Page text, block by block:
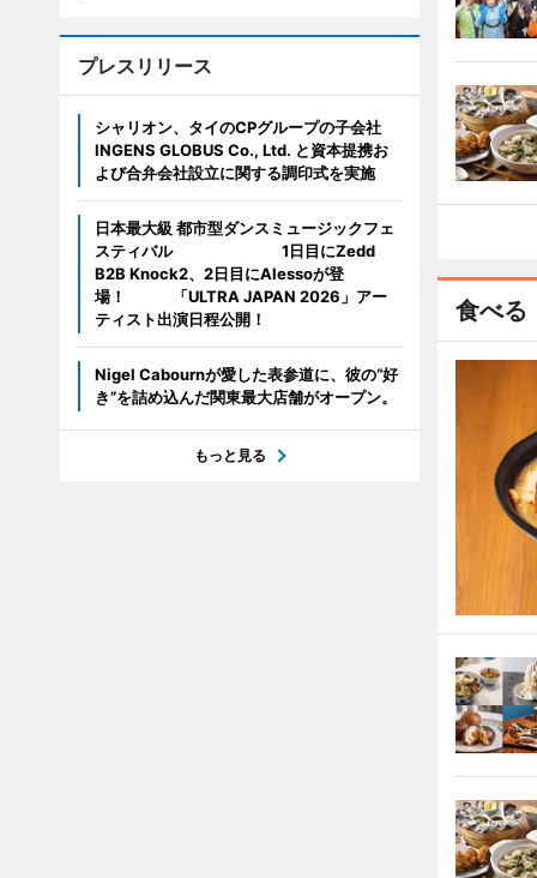
食べる
プレスリリース
シャリオン、タイのCPグループの子会社
INGENS GLOBUS Co., Ltd. と資本提携お
よび合弁会社設立に関する調印式を実施
日本最大級 都市型ダンスミュージックフェ
スティバル 1日目にZedd
B2B Knock2、2日目にAlessoが登
場！ 「ULTRA JAPAN 2026」アー
ティスト出演日程公開！
Nigel Cabournが愛した表参道に、彼の“好
き”を詰め込んだ関東最大店舗がオープン。
もっと見る